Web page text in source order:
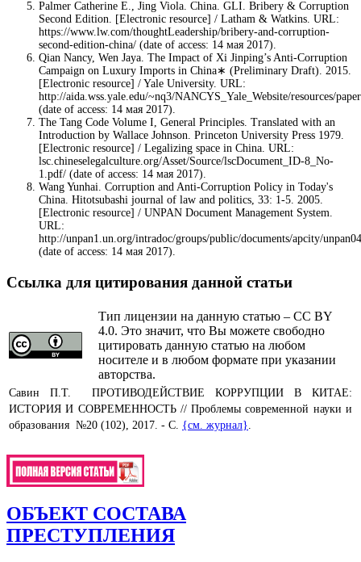
Palmer Catherine E., Jing Viola. China. GLI. Bribery & Corruption
Second Edition. [Electronic resource] / Latham & Watkins. URL:
https://www.lw.com/thoughtLeadership/bribery-and-corruption-
second-edition-china/ (date of access: 14 мая 2017).
Qian Nancy, Wen Jaya. The Impact of Xi Jinping’s Anti-Corruption
Campaign on Luxury Imports in China∗ (Preliminary Draft). 2015.
[Electronic resource] / Yale University. URL:
http://aida.wss.yale.edu/~nq3/NANCYS_Yale_Website/resources/
(date of access: 14 мая 2017).
The Tang Code Volume I, General Principles. Translated with an
Introduction by Wallace Johnson. Princeton University Press 1979.
[Electronic resource] / Legalizing space in China. URL:
lsc.chineselegalculture.org/Asset/Source/lscDocument_ID-8_No-
1.pdf/ (date of access: 14 мая 2017).
Wang Yunhai. Corruption and Anti-Corruption Policy in Today's
China. Hitotsubashi journal of law and politics, 33: 1-5. 2005.
[Electronic resource] / UNPAN Document Management System.
URL:
http://unpan1.un.org/intradoc/groups/public/documents/apcity/
(date of access: 14 мая 2017).
Ссылка для цитирования данной статьи
Тип лицензии на данную статью – CC BY
4.0. Это значит, что Вы можете свободно
цитировать данную статью на любом
носителе и в любом формате при указании
авторства.
Савин П.Т. ПРОТИВОДЕЙСТВИЕ КОРРУПЦИИ В КИТАЕ:
ИСТОРИЯ И СОВРЕМЕННОСТЬ // Проблемы современной науки и
образования №20 (102), 2017. - С. {см. журнал}
ОБЪЕКТ СОСТАВА
ПРЕСТУПЛЕНИЯ